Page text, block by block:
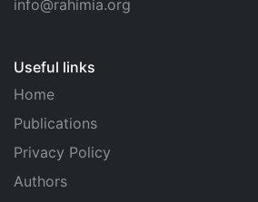
info@rahimia.org
Useful links
Home
Publications
Privacy Policy
Authors